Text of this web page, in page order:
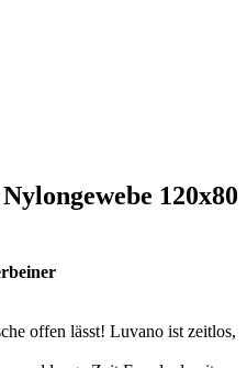
120x80
offen lässt! Luvano ist zeitlos,